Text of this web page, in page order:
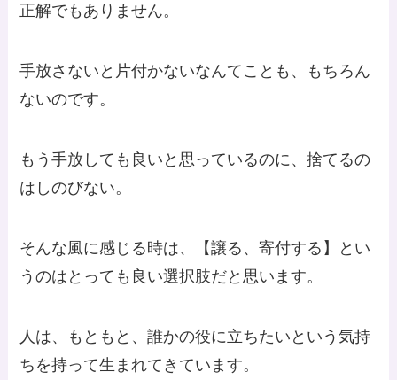
正解でもありません。
手放さないと片付かないなんてことも、もちろん
ないのです。
もう手放しても良いと思っているのに、捨てるの
はしのびない。
そんな風に感じる時は、【譲る、寄付する】とい
うのはとっても良い選択肢だと思います。
人は、もともと、誰かの役に立ちたいという気持
ちを持って生まれてきています。